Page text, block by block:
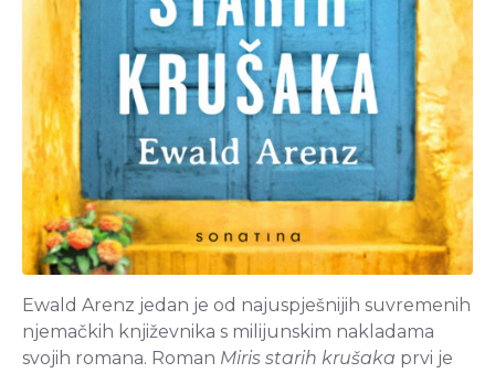
Ewald Arenz jedan je od najuspješnijih suvremenih
njemačkih književnika s milijunskim nakladama
svojih romana. Roman Miris starih krušaka prvi je